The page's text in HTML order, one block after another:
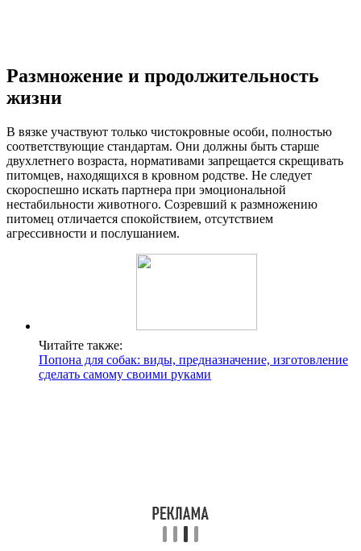
Размножение и продолжительность
жизни
В вязке участвуют только чистокровные особи, полностью
соответствующие стандартам. Они должны быть старше
двухлетнего возраста, нормативами запрещается скрещивать
питомцев, находящихся в кровном родстве. Не следует
скороспешно искать партнера при эмоциональной
нестабильности животного. Созревший к размножению
питомец отличается спокойствием, отсутствием
агрессивности и послушанием.
Читайте также:
Попона для собак: виды, предназначение, изготовление
сделать самому своими руками